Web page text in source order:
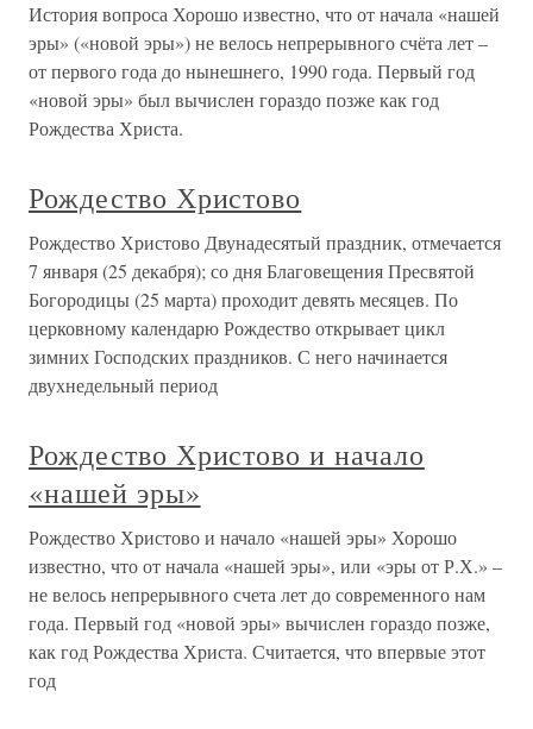
История вопроса Хорошо известно, что от начала «нашей
эры» («новой эры») не велось непрерывного счёта лет –
от первого года до нынешнего, 1990 года. Первый год
«новой эры» был вычислен гораздо позже как год
Рождества Христа.
Рождество Христово
Рождество Христово Двунадесятый праздник, отмечается
7 января (25 декабря); со дня Благовещения Пресвятой
Богородицы (25 марта) проходит девять месяцев. По
церковному календарю Рождество открывает цикл
зимних Господских праздников. С него начинается
двухнедельный период
Рождество Христово и начало
«нашей эры»
Рождество Христово и начало «нашей эры» Хорошо
известно, что от начала «нашей эры», или «эры от Р.Х.» –
не велось непрерывного счета лет до современного нам
года. Первый год «новой эры» вычислен гораздо позже,
как год Рождества Христа. Считается, что впервые этот
год